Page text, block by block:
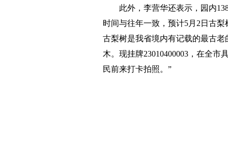
此外，李营华还表示，园内
时间与往年一致，预计5月2日古
古梨树是我省境内有记载的最古老
木。现挂牌23010400003，在全
民前来打卡拍照。”